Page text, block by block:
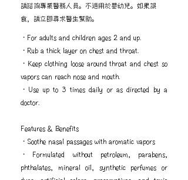
請諮詢專業醫務人員。不適用於嬰幼兒。如果誤
食，請立即尋求醫生幫助。
・For adults and children ages 2 and up.
・Rub a thick layer on chest and throat.
・Keep clothing loose around throat and chest so
vapors can reach nose and mouth.
・Use up to 3 times daily or as directed by a
doctor.
Features & Benefits
・Soothe nasal passages with aromatic vapors
・Formulated without petroleum, parabens,
phthalates, mineral oil, synthetic perfumes or